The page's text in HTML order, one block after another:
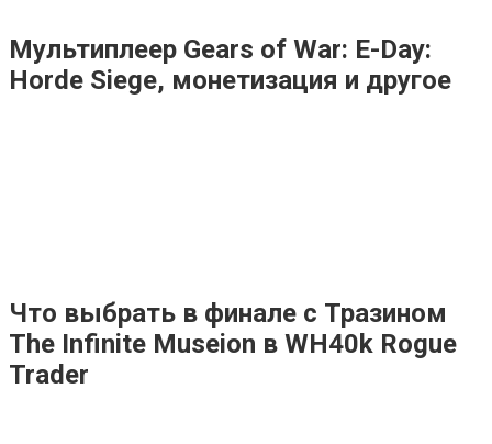
Мультиплеер Gears of War: E-Day:
Horde Siege, монетизация и другое
Что выбрать в финале с Тразином
The Infinite Museion в WH40k Rogue
Trader